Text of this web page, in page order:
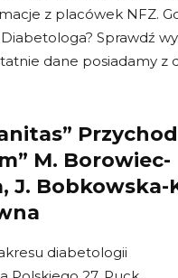
z placówek NFZ.
Diabetologa? Sprawdź
dane posiadamy z
M. Borowiec-
J. Bobkowska-
diabetologii